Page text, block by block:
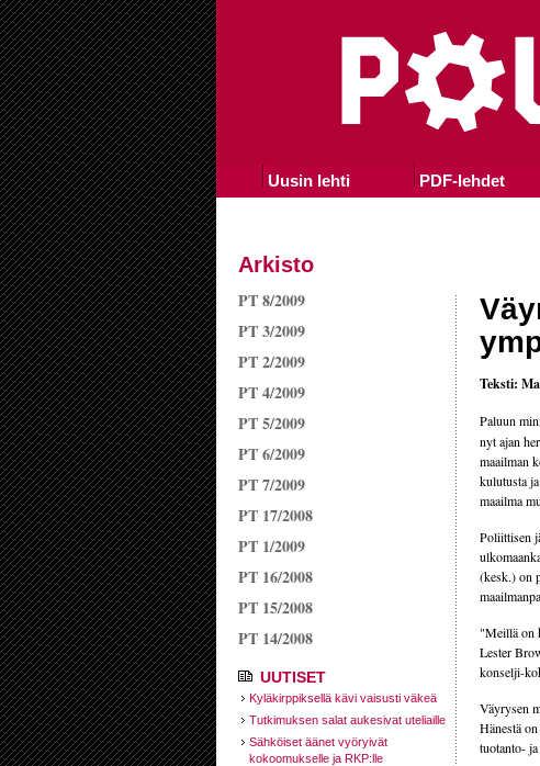
Uusin lehti PDF-lehdet
Arkisto
PT 8/2009
PT 3/2009
PT 2/2009
PT 4/2009
PT 5/2009
PT 6/2009
PT 7/2009
PT 17/2008
PT 1/2009
PT 16/2008
PT 15/2008
PT 14/2008
UUTISET
Kyläkirppiksellä kävi vaisusti väkeä
Tutkimuksen salat aukesivat uteliaille
Sähköiset äänet vyöryivät
kokoomukselle ja RKP:lle
Teksti:
Paluun
nyt ajan
maailman
kulutusta
maailma
Poliittisen
(kesk.) on
"Meillä on
Lester
konselji-
Väyrysen
Hänestä
tuotanto-